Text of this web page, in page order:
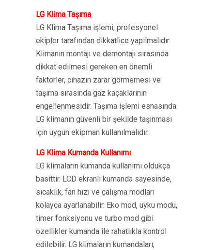
LG Klima Taşıma
LG Klima Taşıma işlemi, profesyonel
ekipler tarafından dikkatlice yapılmalıdır.
Klimanın montajı ve demontajı sırasında
dikkat edilmesi gereken en önemli
faktörler, cihazın zarar görmemesi ve
taşıma sırasında gaz kaçaklarının
engellenmesidir. Taşıma işlemi esnasında
LG klimanın güvenli bir şekilde taşınması
için uygun ekipman kullanılmalıdır.
LG Klima Kumanda Kullanımı
LG klimaların kumanda kullanımı oldukça
basittir. LCD ekranlı kumanda sayesinde,
sıcaklık, fan hızı ve çalışma modları
kolayca ayarlanabilir. Eko mod, uyku modu,
timer fonksiyonu ve turbo mod gibi
özellikler kumanda ile rahatlıkla kontrol
edilebilir. LG klimaların kumandaları,